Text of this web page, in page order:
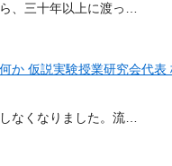
、三十年以上に渡っ…
か 仮説実験授業研究会代表
なくなりました。流…